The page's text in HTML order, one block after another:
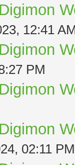
12:41
PM
02:11 PM